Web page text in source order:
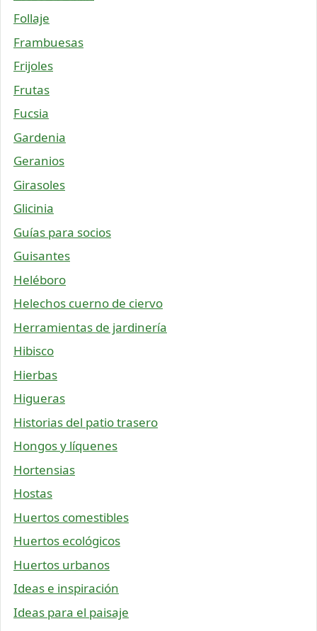
Follaje
Frambuesas
Frijoles
Frutas
Fucsia
Gardenia
Geranios
Girasoles
Glicinia
Guías para socios
Guisantes
Heléboro
Helechos cuerno de ciervo
Herramientas de jardinería
Hibisco
Hierbas
Higueras
Historias del patio trasero
Hongos y líquenes
Hortensias
Hostas
Huertos comestibles
Huertos ecológicos
Huertos urbanos
Ideas e inspiración
Ideas para el paisaje